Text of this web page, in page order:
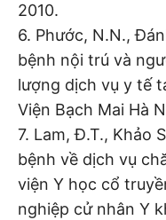
2010.
6. Phước, N.N.,
bệnh nội trú và
lượng dịch vụ y tế
Viện Bạch Mai Hà
7. Lam, Đ.T., Khảo
bệnh về dịch vụ
viện Y học cổ
nghiệp cử nhân Y